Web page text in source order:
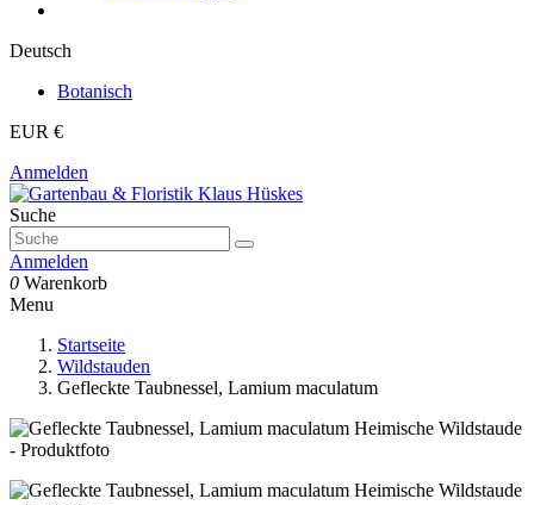
Deutsch
Botanisch
EUR €
Anmelden
Suche
Anmelden
0 Warenkorb
Menu
Startseite
Wildstauden
Gefleckte Taubnessel, Lamium maculatum